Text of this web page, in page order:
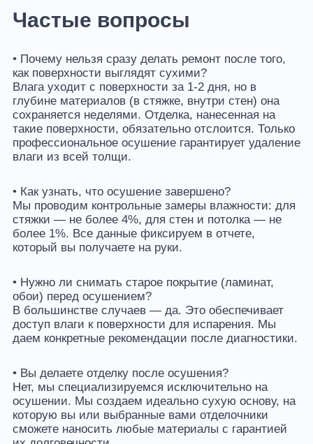
Частые вопросы
• Почему нельзя сразу делать ремонт после того,
как поверхности выглядят сухими?
Влага уходит с поверхности за 1-2 дня, но в
глубине материалов (в стяжке, внутри стен) она
сохраняется неделями. Отделка, нанесенная на
такие поверхности, обязательно отслоится. Только
профессиональное осушение гарантирует удаление
влаги из всей толщи.
• Как узнать, что осушение завершено?
Мы проводим контрольные замеры влажности: для
стяжки — не более 4%, для стен и потолка — не
более 1%. Все данные фиксируем в отчете,
который вы получаете на руки.
• Нужно ли снимать старое покрытие (ламинат,
обои) перед осушением?
В большинстве случаев — да. Это обеспечивает
доступ влаги к поверхности для испарения. Мы
даем конкретные рекомендации после диагностики.
• Вы делаете отделку после осушения?
Нет, мы специализируемся исключительно на
осушении. Мы создаем идеально сухую основу, на
которую вы или выбранные вами отделочники
сможете наносить любые материалы с гарантией